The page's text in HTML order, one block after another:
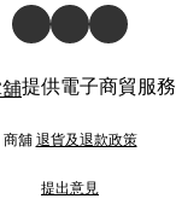
提供電子商貿服務
商舖 退貨及退款政策
提出意見